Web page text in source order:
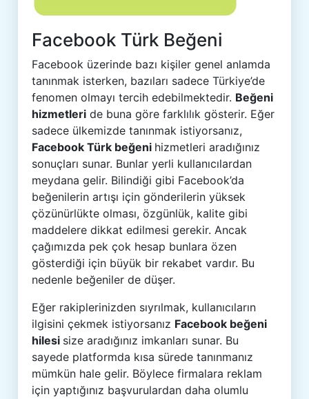
Facebook Türk Beğeni
Facebook üzerinde bazı kişiler genel anlamda
tanınmak isterken, bazıları sadece Türkiye’de
fenomen olmayı tercih edebilmektedir. Beğeni
hizmetleri de buna göre farklılık gösterir. Eğer
sadece ülkemizde tanınmak istiyorsanız,
Facebook Türk beğeni hizmetleri aradığınız
sonuçları sunar. Bunlar yerli kullanıcılardan
meydana gelir. Bilindiği gibi Facebook’da
beğenilerin artışı için gönderilerin yüksek
çözünürlükte olması, özgünlük, kalite gibi
maddelere dikkat edilmesi gerekir. Ancak
çağımızda pek çok hesap bunlara özen
gösterdiği için büyük bir rekabet vardır. Bu
nedenle beğeniler de düşer.
Eğer rakiplerinizden sıyrılmak, kullanıcıların
ilgisini çekmek istiyorsanız Facebook beğeni
hilesi size aradığınız imkanları sunar. Bu
sayede platformda kısa sürede tanınmanız
mümkün hale gelir. Böylece firmalara reklam
için yaptığınız başvurulardan daha olumlu